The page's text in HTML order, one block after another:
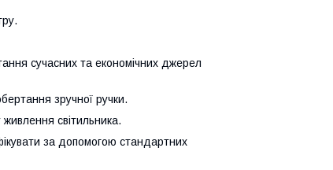
сучасних та економічних джерел
зручної ручки.
світильника.
за допомогою стандартних